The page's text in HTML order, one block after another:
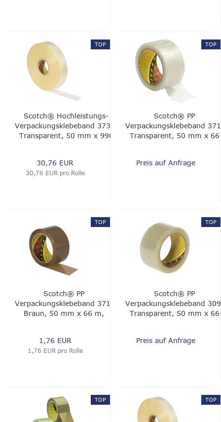
TOP
Scotch® Hochleistungs-
Verpackungsklebeband 3739,
Transparent, 50 mm x 990
30,76 EUR
30,76 EUR pro Rolle
TOP
Scotch® PP
Verpackungsklebeband
Transparent, 50 mm x 66
Preis auf Anfrage
TOP
Scotch® PP
Verpackungsklebeband 371,
Braun, 50 mm x 66 m,
1,76 EUR
1,76 EUR pro Rolle
TOP
Scotch® PP
Verpackungsklebeband
Transparent, 50 mm x 66
Preis auf Anfrage
TOP TOP